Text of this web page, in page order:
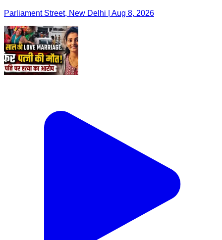
Parliament Street, New Delhi | Aug 8, 2026